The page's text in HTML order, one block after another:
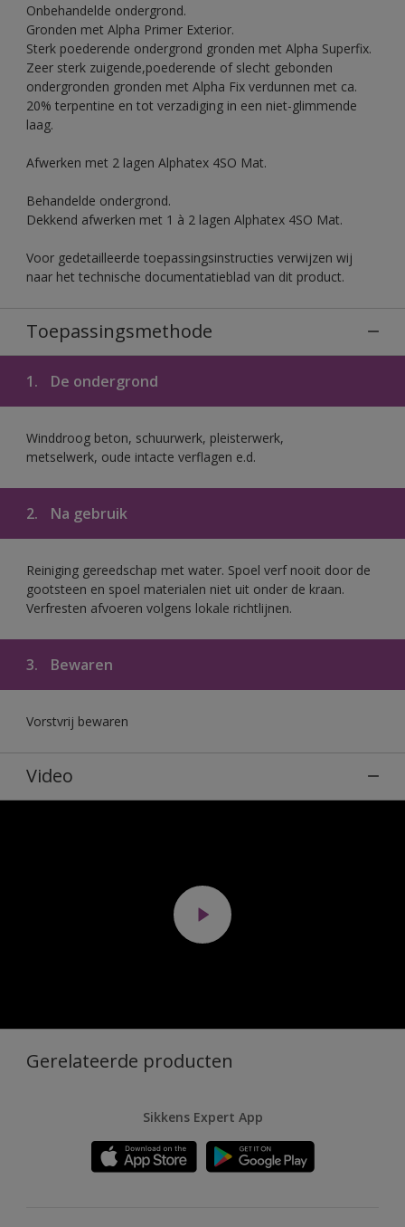
Onbehandelde ondergrond.
Gronden met Alpha Primer Exterior.
Sterk poederende ondergrond gronden met Alpha Superfix.
Zeer sterk zuigende,poederende of slecht gebonden
ondergronden gronden met Alpha Fix verdunnen met ca.
20% terpentine en tot verzadiging in een niet-glimmende
laag.
Afwerken met 2 lagen Alphatex 4SO Mat.
Behandelde ondergrond.
Dekkend afwerken met 1 à 2 lagen Alphatex 4SO Mat.
Voor gedetailleerde toepassingsinstructies verwijzen wij
naar het technische documentatieblad van dit product.
Toepassingsmethode
1. De ondergrond
Winddroog beton, schuurwerk, pleisterwerk,
metselwerk, oude intacte verflagen e.d.
2. Na gebruik
Reiniging gereedschap met water. Spoel verf nooit door de
gootsteen en spoel materialen niet uit onder de kraan.
Verfresten afvoeren volgens lokale richtlijnen.
3. Bewaren
Vorstvrij bewaren
Video
Gerelateerde producten
Sikkens Expert App